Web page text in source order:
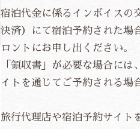
宿泊代金に係るインボイスの
決済）にて宿泊予約された場
ロントにお申し出ください。
「領収書」が必要な場合に
イトを通じてご予約される場
旅行代理店や宿泊予約サイト